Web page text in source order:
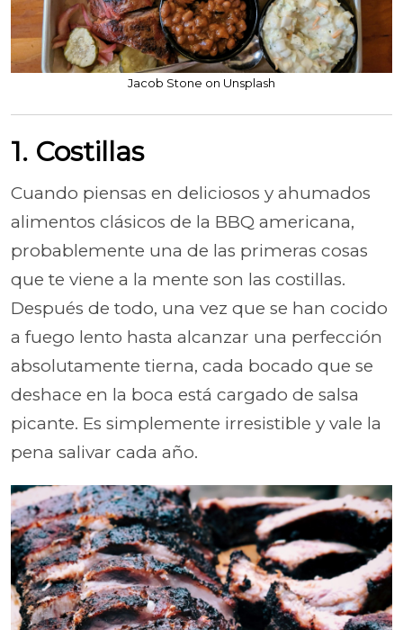
Jacob Stone on Unsplash
1. Costillas
Cuando piensas en deliciosos y ahumados
alimentos clásicos de la BBQ americana,
probablemente una de las primeras cosas
que te viene a la mente son las costillas.
Después de todo, una vez que se han cocido
a fuego lento hasta alcanzar una perfección
absolutamente tierna, cada bocado que se
deshace en la boca está cargado de salsa
picante. Es simplemente irresistible y vale la
pena salivar cada año.